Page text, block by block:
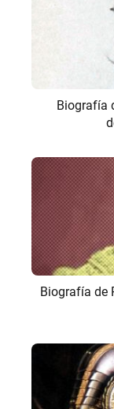
Biografía
Biografía de